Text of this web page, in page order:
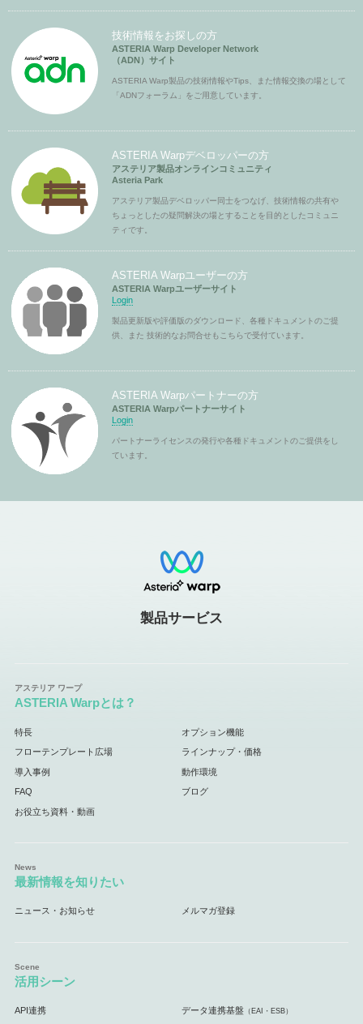
技術情報をお探しの方
ASTERIA Warp Developer Network
（ADN）サイト
ASTERIA Warp製品の技術情報やTips、また情報交換の場として
「ADNフォーラム」をご用意しています。
ASTERIA Warpデベロッパーの方
アステリア製品オンラインコミュニティ
Asteria Park
アステリア製品デベロッパー同士をつなげ、技術情報の共有や
ちょっとしたの疑問解決の場とすることを目的としたコミュニ
ティです。
ASTERIA Warpユーザーの方
ASTERIA Warpユーザーサイト
Login
製品更新版や評価版のダウンロード、各種ドキュメントのご提
供、また 技術的なお問合せもこちらで受付ています。
ASTERIA Warpパートナーの方
ASTERIA Warpパートナーサイト
Login
パートナーライセンスの発行や各種ドキュメントのご提供をし
ています。
製品サービス
ASTERIA Warpとは？
特長 オプション機能
フローテンプレート広場 ラインナップ・価格
導入事例 動作環境
FAQ ブログ
お役立ち資料・動画
最新情報を知りたい
ニュース・お知らせ メルマガ登録
活用シーン
API連携 データ連携基盤 （EAI・ESB）